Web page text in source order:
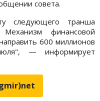
совета.
следующего транша
финансовой
600 миллионов
— информирует